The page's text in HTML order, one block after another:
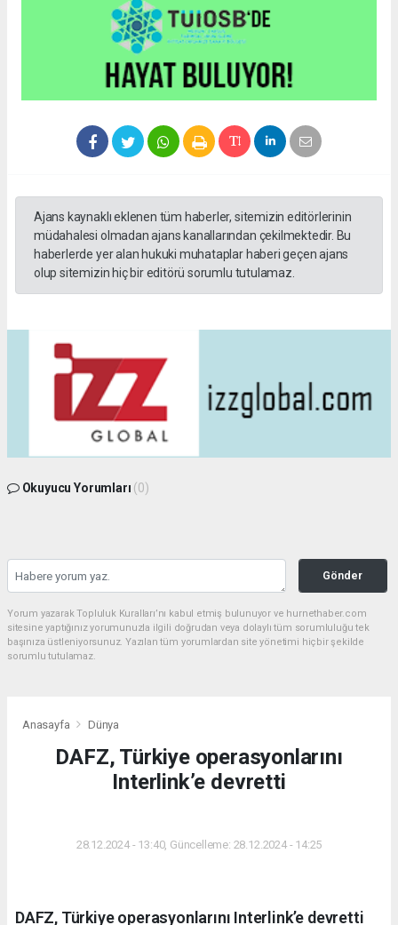
Ajans kaynaklı eklenen tüm haberler, sitemizin editörlerinin
müdahalesi olmadan ajans kanallarından çekilmektedir. Bu
haberlerde yer alan hukuki muhataplar haberi geçen ajans
olup sitemizin hiç bir editörü sorumlu tutulamaz.
Okuyucu Yorumları (0)
Gönder
Yorum yazarak Topluluk Kuralları’nı kabul etmiş bulunuyor ve hurnethaber.com
sitesine yaptığınız yorumunuzla ilgili doğrudan veya dolaylı tüm sorumluluğu tek
başınıza üstleniyorsunuz. Yazılan tüm yorumlardan site yönetimi hiçbir şekilde
sorumlu tutulamaz.
Anasayfa Dünya
DAFZ, Türkiye operasyonlarını
Interlink’e devretti
28.12.2024 - 13:40, Güncelleme: 28.12.2024 - 14:25
DAFZ, Türkiye operasyonlarını Interlink’e devretti